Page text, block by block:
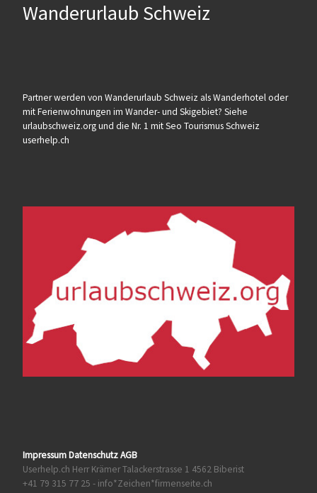
Wanderurlaub Schweiz
Partner werden von Wanderurlaub Schweiz als Wanderhotel oder
mit Ferienwohnungen im Wander- und Skigebiet? Siehe
urlaubschweiz.org und die Nr. 1 mit Seo Tourismus Schweiz
userhelp.ch
Impressum Datenschutz AGB
Userhelp.ch Herr Krämer Talackerstrasse 1 4562 Biberist
+41 79 315 77 25 - info*Zeichen*firmenseite.ch